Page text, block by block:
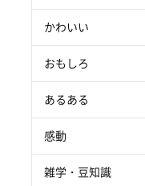
かわいい
おもしろ
あるある
感動
雑学・豆知識